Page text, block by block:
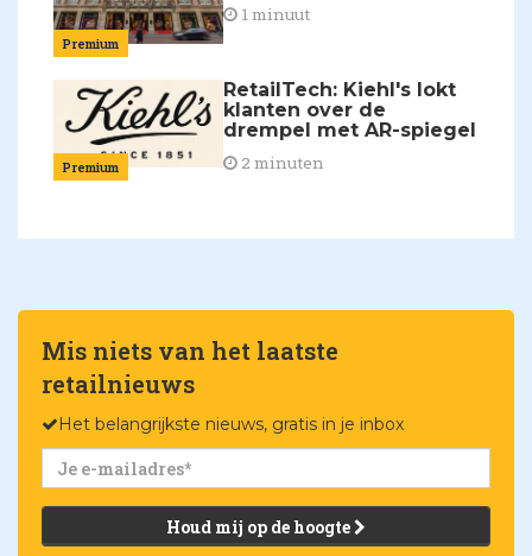
Premium
1 minuut
Premium
RetailTech: Kiehl's lokt
klanten over de
drempel met AR-spiegel
2 minuten
Mis niets van het laatste
retailnieuws
Het belangrijkste nieuws, gratis in je inbox
Houd mij op de hoogte